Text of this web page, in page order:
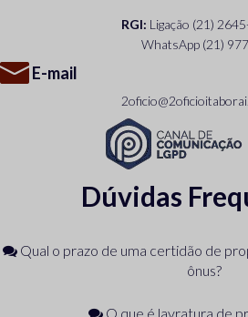
RGI: Ligação (21)
WhatsApp (21)
E-mail
Dúvidas
Qual o prazo de uma certidão de
ônus?
O que é lavratura de